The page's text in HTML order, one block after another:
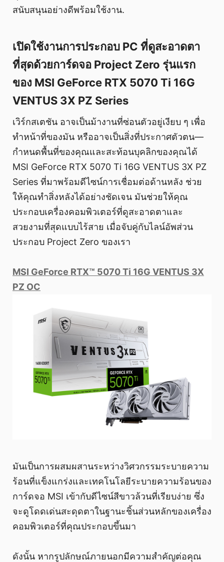
สนับสนุนอย่างดีพร้อมใช้งาน.
เปิดใช้งานการประกอบ PC ที่ดูสะอาดตา
ที่สุดด้วยการ์ดจอ Project Zero รุ่นแรก
ของ MSI GeForce RTX 5070 Ti 16G
VENTUS 3X PZ Series
เวิร์กสเตชัน อาจเป็นม้างานที่ซ่อนตัวอยู่เงียบ ๆ เพื่อ
ทำหน้าที่ของมัน หรืออาจเป็นสิ่งที่ประกาศตัวตน—
กำหนดพื้นที่ของคุณและสะท้อนบุคลิกของคุณได้
MSI GeForce RTX 5070 Ti 16G VENTUS 3X PZ
Series ที่มาพร้อมดีไซน์การเชื่อมต่อด้านหลัง ช่วย
ให้คุณทำสิ่งหลังได้อย่างชัดเจน มันช่วยให้คุณ
ประกอบเครื่องคอมพิวเตอร์ที่ดูสะอาดตาและ
สวยงามที่สุดแบบไร้สาย เมื่อจับคู่กับไลน์อัพส่วน
ประกอบ Project Zero ของเรา
MSI GeForce RTX™ 5070 Ti 16G VENTUS 3X
PZ OC
มันเป็นการผสมผสานระหว่างวิศวกรรมระบายความ
ร้อนที่แข็งแกร่งและเทคโนโลยีระบายความร้อนของ
การ์ดจอ MSI เข้ากับดีไซน์สีขาวล้วนที่เรียบง่าย ซึ่ง
จะดูโดดเด่นสะดุดตาในฐานะชิ้นส่วนหลักของเครื่อง
คอมพิวเตอร์ที่คุณประกอบขึ้นมา
ดังนั้น หากรูปลักษณ์ภายนอกมีความสำคัญต่อคุณ